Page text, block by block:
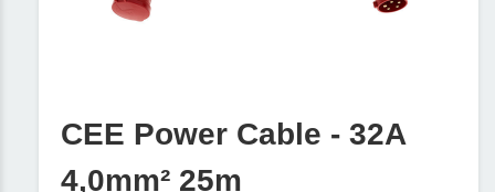
CEE Power Cable - 32A
4,0mm² 25m